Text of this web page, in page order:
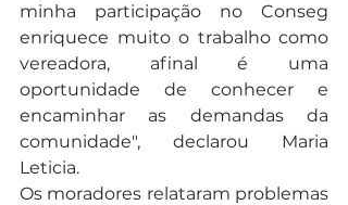
minha participação no Conseg
enriquece muito o trabalho como
vereadora, afinal é uma
oportunidade de conhecer e
encaminhar as demandas da
comunidade", declarou Maria
Leticia.
Os moradores relataram problemas